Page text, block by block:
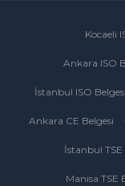
Kocaeli
Ankara ISO
İstanbul ISO Belgesi
Ankara CE Belgesi
İstanbul
Manisa TSE